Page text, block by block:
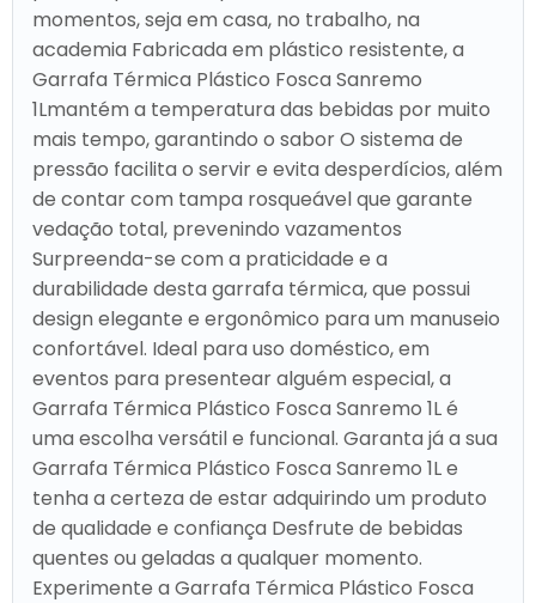
momentos, seja em casa, no trabalho, na
academia Fabricada em plástico resistente, a
Garrafa Térmica Plástico Fosca Sanremo
1Lmantém a temperatura das bebidas por muito
mais tempo, garantindo o sabor O sistema de
pressão facilita o servir e evita desperdícios, além
de contar com tampa rosqueável que garante
vedação total, prevenindo vazamentos
Surpreenda-se com a praticidade e a
durabilidade desta garrafa térmica, que possui
design elegante e ergonômico para um manuseio
confortável. Ideal para uso doméstico, em
eventos para presentear alguém especial, a
Garrafa Térmica Plástico Fosca Sanremo 1L é
uma escolha versátil e funcional. Garanta já a sua
Garrafa Térmica Plástico Fosca Sanremo 1L e
tenha a certeza de estar adquirindo um produto
de qualidade e confiança Desfrute de bebidas
quentes ou geladas a qualquer momento.
Experimente a Garrafa Térmica Plástico Fosca